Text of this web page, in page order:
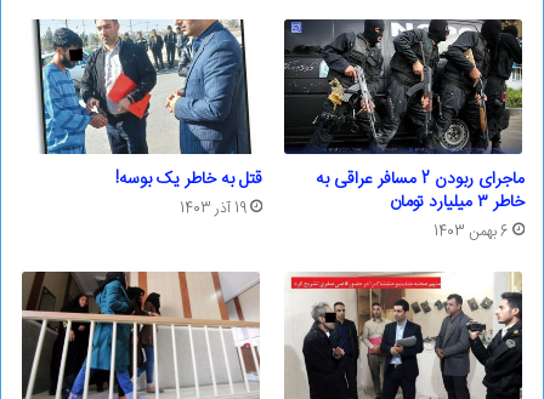
ماجرای ربودن 2 مسافر عراقی به
خاطر ۳ میلیارد تومان
6 بهمن 1403
قتل به خاطر یک بوسه!
19 آذر 1403